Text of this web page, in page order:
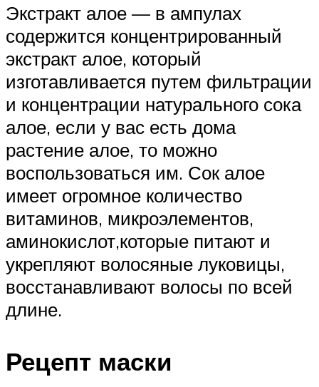
Экстракт алое — в ампулах
содержится концентрированный
экстракт алое, который
изготавливается путем фильтрации
и концентрации натурального сока
алое, если у вас есть дома
растение алое, то можно
воспользоваться им. Сок алое
имеет огромное количество
витаминов, микроэлементов,
аминокислот,которые питают и
укрепляют волосяные луковицы,
восстанавливают волосы по всей
длине.
Рецепт маски